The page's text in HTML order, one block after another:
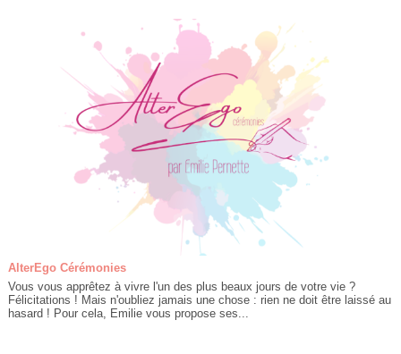
AlterEgo Cérémonies
Vous vous apprêtez à vivre l'un des plus beaux jours de votre vie ?
Félicitations ! Mais n'oubliez jamais une chose : rien ne doit être laissé au
hasard ! Pour cela, Emilie vous propose ses...